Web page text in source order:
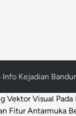
Info Kejadian
Vektor Visual Pada
Fitur Antarmuka